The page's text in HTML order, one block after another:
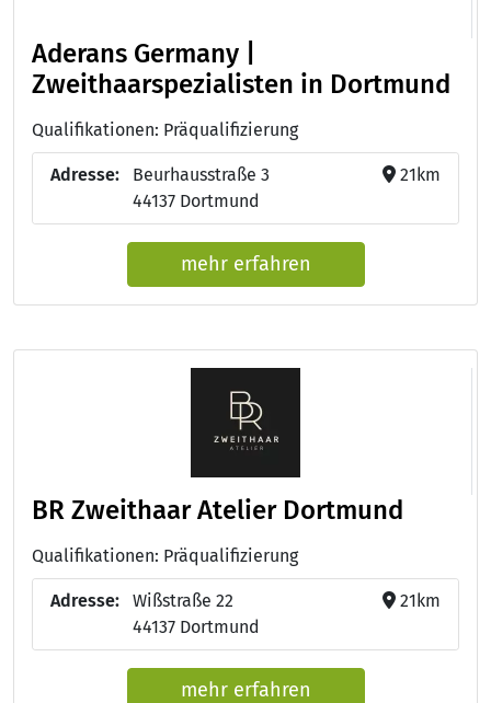
Aderans Germany |
Zweithaarspezialisten in Dortmund
Qualifikationen: Präqualifizierung
Adresse:
Beurhausstraße 3
44137 Dortmund
21km
mehr erfahren
BR Zweithaar Atelier Dortmund
Qualifikationen: Präqualifizierung
Adresse:
Wißstraße 22
44137 Dortmund
21km
mehr erfahren